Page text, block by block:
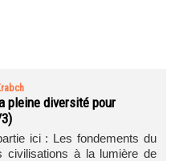
pleine diversité pour
ici : Les fondements du
civilisations à la lumière de